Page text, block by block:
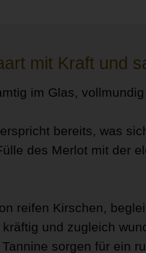
mit Kraft und
im Glas,
bereits, was
des Merlot mit der
reifen Kirschen,
und zugleich
sorgen für ein